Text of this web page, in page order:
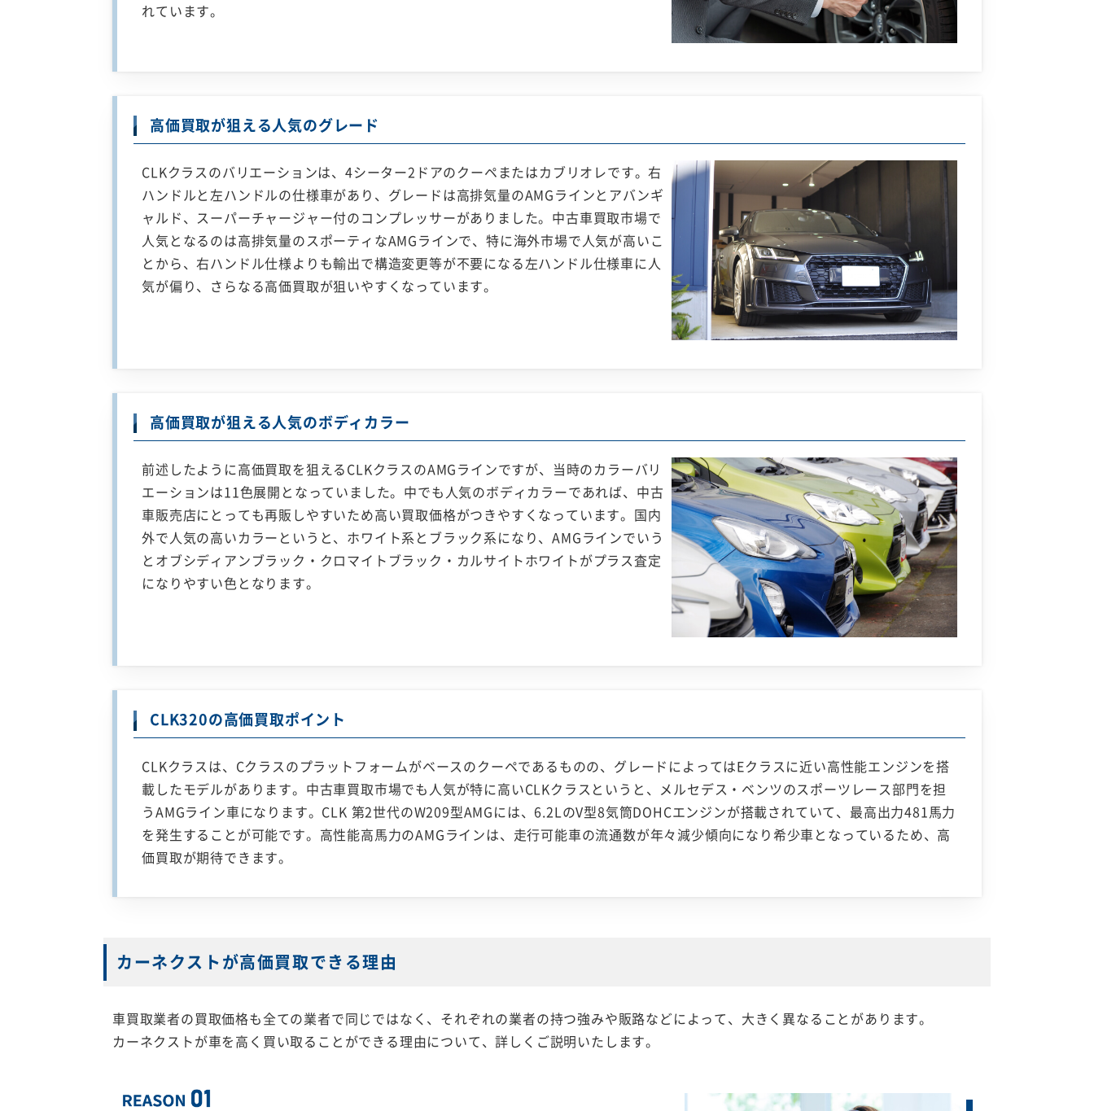
れています。
高価買取が狙える人気のグレード
CLKクラスのバリエーションは、4シーター2ドアのクーペまたはカブリオレです。右
ハンドルと左ハンドルの仕様車があり、グレードは高排気量のAMGラインとアバンギ
ャルド、スーパーチャージャー付のコンプレッサーがありました。中古車買取市場で
人気となるのは高排気量のスポーティなAMGラインで、特に海外市場で人気が高いこ
とから、右ハンドル仕様よりも輸出で構造変更等が不要になる左ハンドル仕様車に人
気が偏り、さらなる高価買取が狙いやすくなっています。
高価買取が狙える人気のボディカラー
前述したように高価買取を狙えるCLKクラスのAMGラインですが、当時のカラーバリ
エーションは11色展開となっていました。中でも人気のボディカラーであれば、中古
車販売店にとっても再販しやすいため高い買取価格がつきやすくなっています。国内
外で人気の高いカラーというと、ホワイト系とブラック系になり、AMGラインでいう
とオブシディアンブラック・クロマイトブラック・カルサイトホワイトがプラス査定
になりやすい色となります。
CLK320の高価買取ポイント
CLKクラスは、Cクラスのプラットフォームがベースのクーペであるものの、グレードによってはEクラスに近い高性能エンジンを搭
載したモデルがあります。中古車買取市場でも人気が特に高いCLKクラスというと、メルセデス・ベンツのスポーツレース部門を担
うAMGライン車になります。CLK 第2世代のW209型AMGには、6.2LのV型8気筒DOHCエンジンが搭載されていて、最高出力481馬力
を発生することが可能です。高性能高馬力のAMGラインは、走行可能車の流通数が年々減少傾向になり希少車となっているため、高
価買取が期待できます。
カーネクストが高価買取できる理由
車買取業者の買取価格も全ての業者で同じではなく、それぞれの業者の持つ強みや販路などによって、大きく異なることがあります。
カーネクストが車を高く買い取ることができる理由について、詳しくご説明いたします。